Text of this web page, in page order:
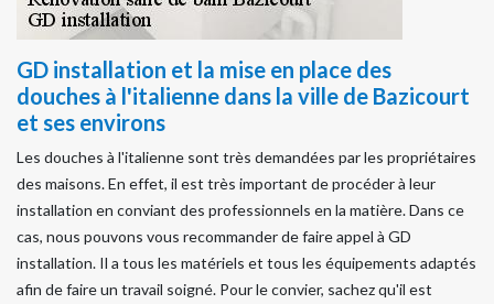
GD installation et la mise en place des
douches à l'italienne dans la ville de Bazicourt
et ses environs
Les douches à l'italienne sont très demandées par les propriétaires
des maisons. En effet, il est très important de procéder à leur
installation en conviant des professionnels en la matière. Dans ce
cas, nous pouvons vous recommander de faire appel à GD
installation. Il a tous les matériels et tous les équipements adaptés
afin de faire un travail soigné. Pour le convier, sachez qu'il est